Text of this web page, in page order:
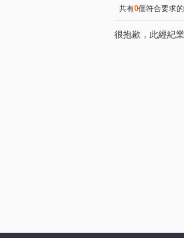
新富路
共有0個符合要求
很抱歉，此經紀